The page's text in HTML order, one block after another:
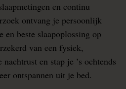
en continu
ontvang je persoonlijk
en beste slaapoplossing op
van een fysiek,
en stap je ’s ochtends
ontspannen uit je bed.